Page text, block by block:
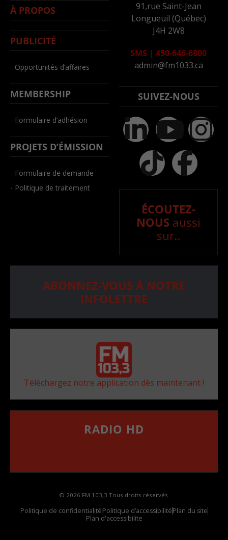
À PROPOS
PUBLICITÉ
- Opportunités d’affaires
MEMBERSHIP
- Formulaire d’adhésion
PROJETS D’ÉMISSION
- Formulaire de demande
- Politique de traitement
91,rue Saint-Jean
Longueuil (Québec)
J4H 2W8
SMS | 450-646-6800
admin@fm1033.ca
SUIVEZ-NOUS
ÉCOUTEZ-
NOUS aussi
sur..
ABONNEZ-VOUS À NOTRE
INFOLETTRE
Téléchargez notre application dès maintenant !
RADIO HD
© 2026 FM 103,3 Tous droits réservés.
Politique de confidentialitéPolitique d’accessibilitéPlan du site
Plan d'accessibilite